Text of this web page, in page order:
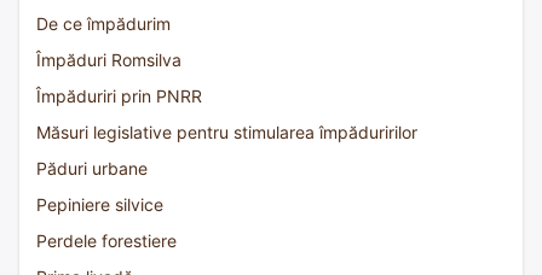
De ce împădurim
Împăduri Romsilva
Împăduriri prin PNRR
Măsuri legislative pentru stimularea împăduririlor
Păduri urbane
Pepiniere silvice
Perdele forestiere